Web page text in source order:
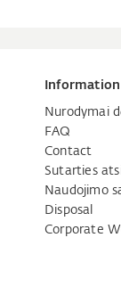
Information
Nurodymai
FAQ
Contact
Sutarties
Naudojimo
Disposal
Corporate